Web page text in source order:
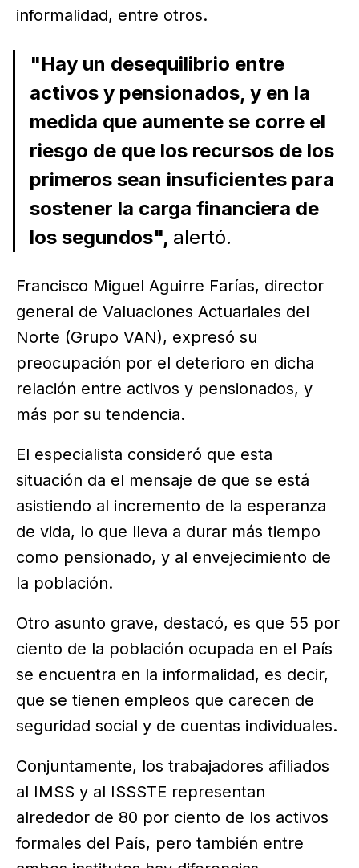
informalidad, entre otros.
"Hay un desequilibrio entre
activos y pensionados, y en la
medida que aumente se corre el
riesgo de que los recursos de los
primeros sean insuficientes para
sostener la carga financiera de
los segundos", alertó.
Francisco Miguel Aguirre Farías, director
general de Valuaciones Actuariales del
Norte (Grupo VAN), expresó su
preocupación por el deterioro en dicha
relación entre activos y pensionados, y
más por su tendencia.
El especialista consideró que esta
situación da el mensaje de que se está
asistiendo al incremento de la esperanza
de vida, lo que lleva a durar más tiempo
como pensionado, y al envejecimiento de
la población.
Otro asunto grave, destacó, es que 55 por
ciento de la población ocupada en el País
se encuentra en la informalidad, es decir,
que se tienen empleos que carecen de
seguridad social y de cuentas individuales.
Conjuntamente, los trabajadores afiliados
al IMSS y al ISSSTE representan
alrededor de 80 por ciento de los activos
formales del País, pero también entre